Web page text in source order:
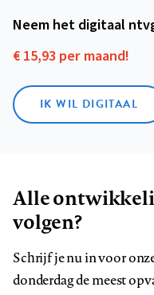
Neem het digitaal
€ 15,93 per maand!
IK WIL DIGITAAL
Alle
volgen?
Schrijf je nu in voor
donderdag de meest